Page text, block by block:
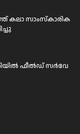
കലാ സാംസ്കാരിക
ഫീല്‍ഡ് സര്‍വേ